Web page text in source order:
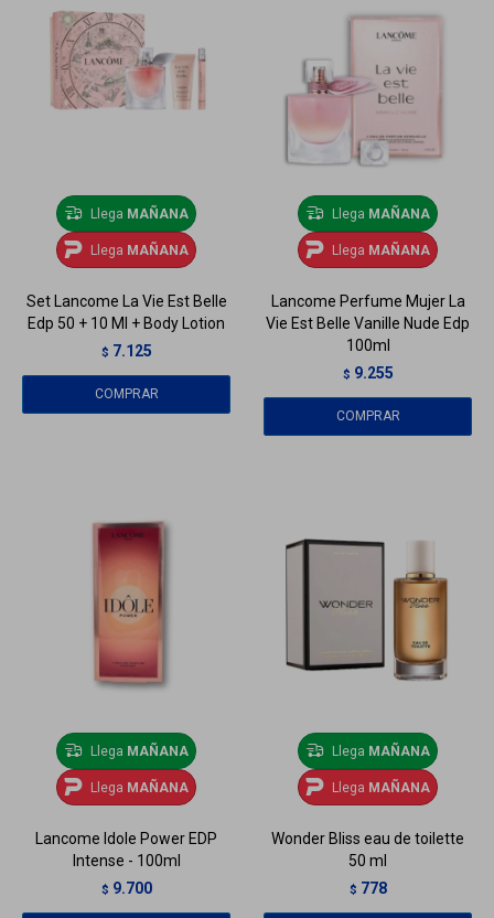
Llega MAÑANA
Llega MAÑANA
Set Lancome La Vie Est Belle
Edp 50 + 10 Ml + Body Lotion
$ 7.125
Llega MAÑANA
Llega MAÑANA
Lancome Perfume Mujer La
Vie Est Belle Vanille Nude Edp
100ml
$ 9.255
Llega MAÑANA
Llega MAÑANA
Lancome Idole Power EDP
Intense - 100ml
$ 9.700
Llega MAÑANA
Llega MAÑANA
Wonder Bliss eau de toilette
50 ml
$ 778